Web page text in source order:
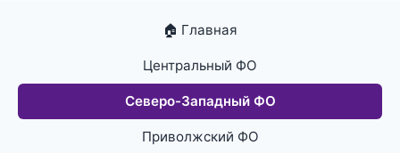
🏠 Главная
Центральный ФО
Северо-Западный ФО
Приволжский ФО